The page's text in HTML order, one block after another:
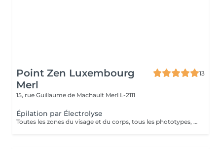
Point Zen Luxembourg
Merl
13
15, rue Guillaume de Machault Merl L-2111
Épilation par Électrolyse
Toutes les zones du visage et du corps, tous les phototypes, tous les types de poils ( couleur, épaisseur, forme ), toute l'année, sans douleur